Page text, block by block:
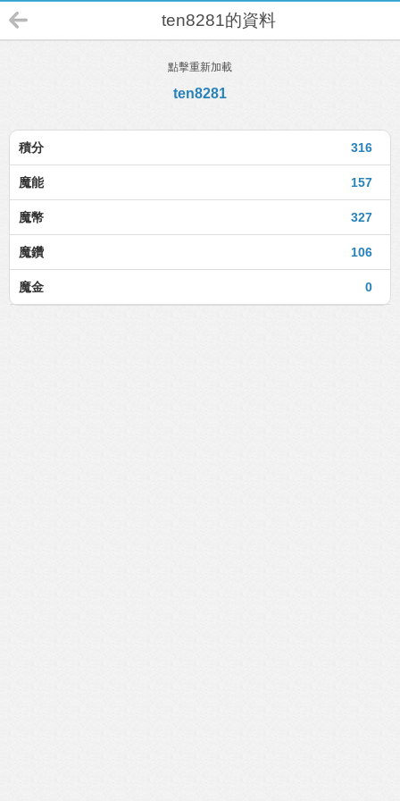
ten8281的資料
點擊重新加載
ten8281
316
積分
157
魔能
327
魔幣
106
魔鑽
0
魔金